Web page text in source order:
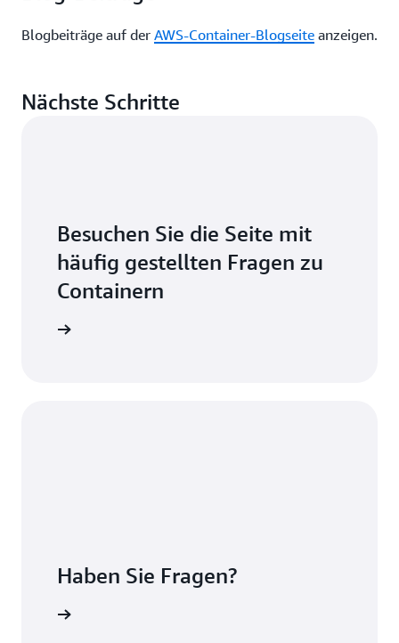
Blogbeiträge auf der AWS-Container-Blogseite anzeigen.
Nächste Schritte
Besuchen Sie die Seite mit
häufig gestellten Fragen zu
Containern
Haben Sie Fragen?